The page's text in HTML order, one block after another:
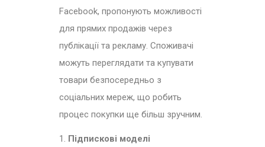
Facebook, пропонують можливості
для прямих продажів через
публікації та рекламу. Споживачі
можуть переглядати та купувати
товари безпосередньо з
соціальних мереж, що робить
процес покупки ще більш зручним.
Підпискові моделі